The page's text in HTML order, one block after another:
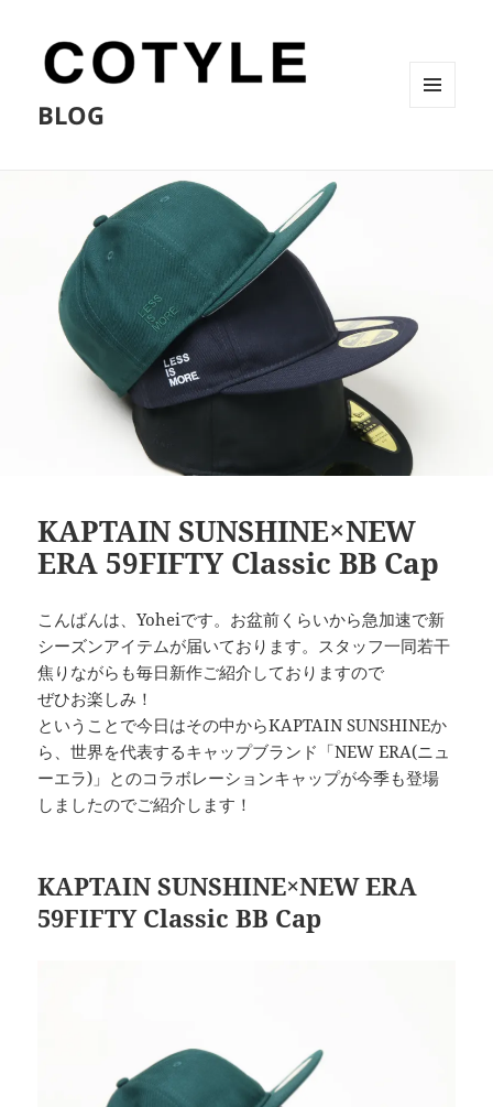
BLOG
KAPTAIN SUNSHINE×NEW
ERA 59FIFTY Classic BB Cap
こんばんは、Yoheiです。お盆前くらいから急加速で新
シーズンアイテムが届いております。スタッフ一同若干
焦りながらも毎日新作ご紹介しておりますので
ぜひお楽しみ！
ということで今日はその中からKAPTAIN SUNSHINEか
ら、世界を代表するキャップブランド「NEW ERA(ニュ
ーエラ)」とのコラボレーションキャップが今季も登場
しましたのでご紹介します！
KAPTAIN SUNSHINE×NEW ERA
59FIFTY Classic BB Cap